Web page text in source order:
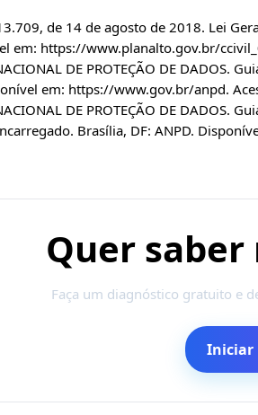
de 14 de agosto de 2018. Lei
em: https://www.planalto.gov.br/
DE PROTEÇÃO DE DADOS.
em: https://www.gov.br/anpd.
DE PROTEÇÃO DE DADOS.
Brasília, DF: ANPD.
Quer saber
Faça um diagnóstico gratuito e
Iniciar